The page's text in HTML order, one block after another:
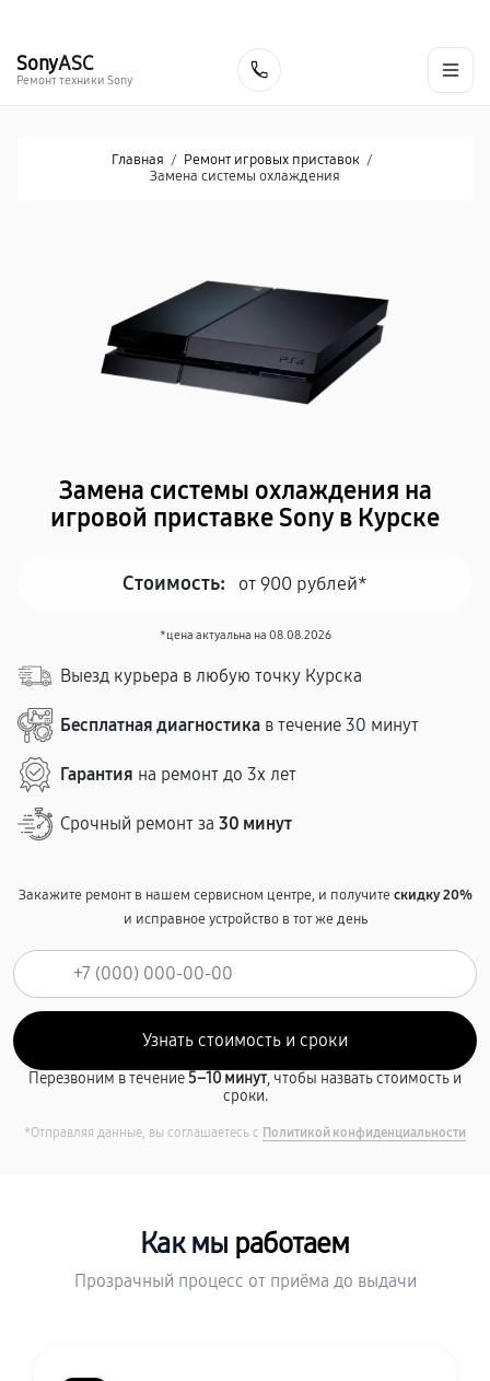
SonyASC
Ремонт техники Sony
Главная / Ремонт игровых приставок /
Замена системы охлаждения
Замена системы охлаждения на
игровой приставке Sony в Курске
Стоимость: от 900 рублей*
*цена актуальна на 08.08.2026
Выезд курьера в любую точку Курска
Бесплатная диагностика в течение 30 минут
Гарантия на ремонт до 3х лет
Срочный ремонт за 30 минут
Закажите ремонт в нашем сервисном центре, и получитескидку 20%
и исправное устройство в тот же день
Перезвоним в течение5–10 минут, чтобы назвать стоимость и
сроки.
*Отправляя данные, вы соглашаетесь с Политикой конфиденциальности
Как мы работаем
Прозрачный процесс от приёма до выдачи